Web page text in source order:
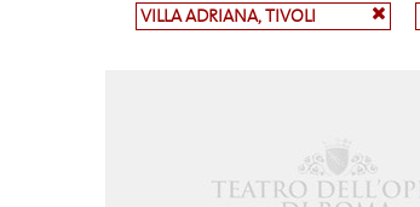
VILLA ADRIANA, TIVOLI